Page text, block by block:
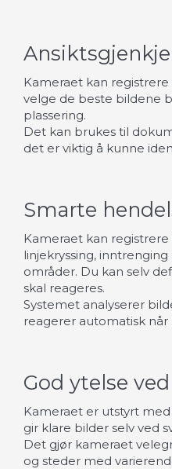
Kameraet kan
velge de beste bildene
plassering.
Det kan brukes til
det er viktig å kunne
Smarte
Kameraet kan
linjekryssing,
områder. Du kan selv
skal reageres.
Systemet analyserer
reagerer automatisk
God ytelse
Kameraet er utstyrt
gir klare bilder selv ved
Det gjør kameraet
og steder med